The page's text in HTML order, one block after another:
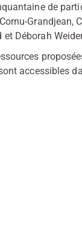
de
Grandjean,
Déborah
accessibles